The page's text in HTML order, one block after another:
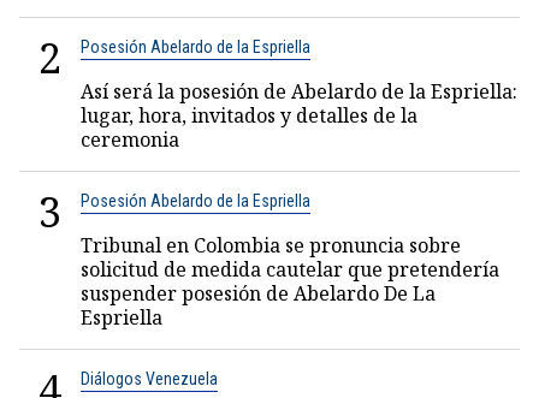
2 Posesión Abelardo de la Espriella
Así será la posesión de Abelardo de la Espriella:
lugar, hora, invitados y detalles de la
ceremonia
3 Posesión Abelardo de la Espriella
Tribunal en Colombia se pronuncia sobre
solicitud de medida cautelar que pretendería
suspender posesión de Abelardo De La
Espriella
Diálogos Venezuela